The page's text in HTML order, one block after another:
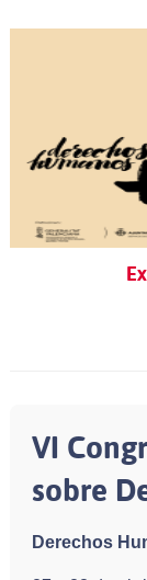
VI
sobre
Derechos